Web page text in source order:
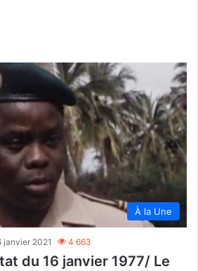
À la Une
janvier 2021 4 663
du 16 janvier 1977/ Le